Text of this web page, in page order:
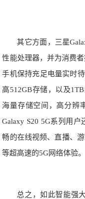
其它方面，三星
性能处理器，并为消费
手机保持充足电量实时
高512GB存储，以及
海量存储空间，高分辨
Galaxy S20 5G系列用
畅的在线视频、直播、
等超高速的5G网络体验。
总之，如此智能强